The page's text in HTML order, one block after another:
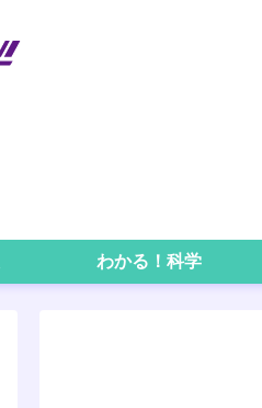
わかる！科学